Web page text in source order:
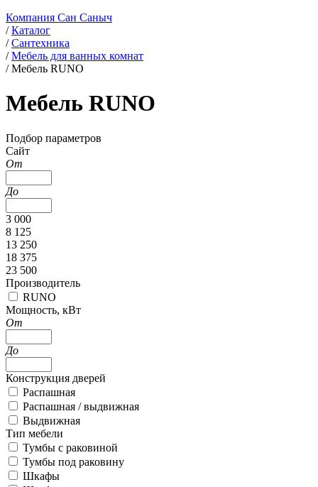
Компания Сан Саныч
/Каталог
/Сантехника
/Мебель для ванных комнат
/Мебель RUNO
Мебель RUNO
Подбор параметров
Сайт
От
До
3 000
8 125
13 250
18 375
23 500
Производитель
RUNO
Мощность, кВт
От
До
Конструкция дверей
Распашная
Распашная / выдвижная
Выдвижная
Тип мебели
Тумбы с раковиной
Тумбы под раковину
Шкафы